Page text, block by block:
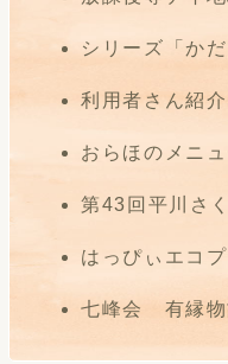
シリーズ「かだ
利用者さん紹介
おらほのメニュ
第43回平川さ
はっぴぃエコ
七峰会 有縁物